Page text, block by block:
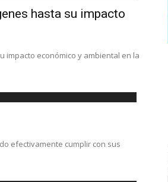
hasta su impacto
impacto económico y ambiental en la
efectivamente cumplir con sus